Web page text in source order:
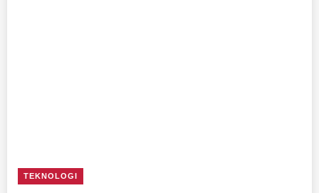
TEKNOLOGI